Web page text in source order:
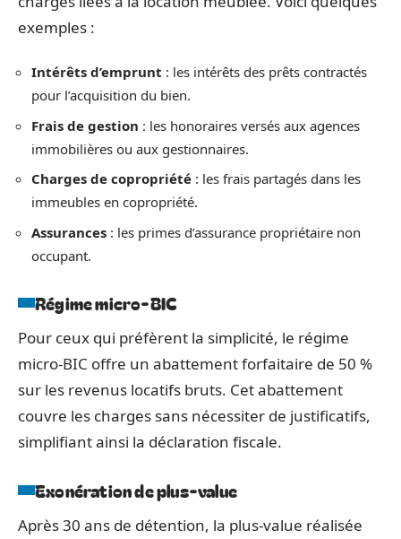
exemples :
Intérêts d’emprunt : les intérêts des prêts contractés
pour l’acquisition du bien.
Frais de gestion : les honoraires versés aux agences
immobilières ou aux gestionnaires.
Charges de copropriété : les frais partagés dans les
immeubles en copropriété.
Assurances : les primes d’assurance propriétaire non
occupant.
Régime micro-BIC
Pour ceux qui préfèrent la simplicité, le régime
micro-BIC offre un abattement forfaitaire de 50 %
sur les revenus locatifs bruts. Cet abattement
couvre les charges sans nécessiter de justificatifs,
simplifiant ainsi la déclaration fiscale.
Exonération de plus-value
Après 30 ans de détention, la plus-value réalisée